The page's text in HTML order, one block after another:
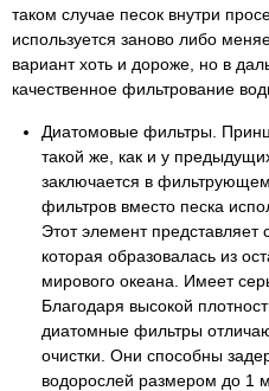
таком случае песок внутри
используется заново либо
вариант хоть и дороже, но в
качественное фильтрование
Диатомовые фильтры.
такой же, как и у
заключается в
фильтров вместо песка
Этот элемент
которая образовалась из
мирового океана. Имеет
Благодаря высокой
диатомные фильтры
очистки. Они способны
водорослей размером до 1